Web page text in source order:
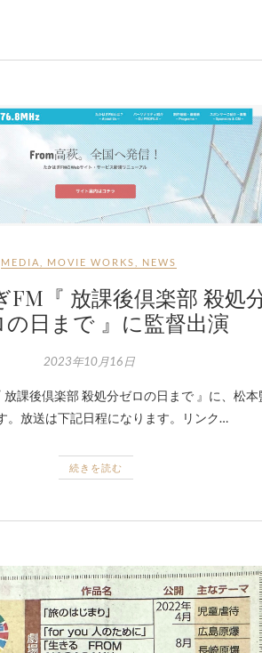
MEDIA MOVIE WORKS NEWS
FM『 放課後倶楽部 殺処
の日まで 』に監督出演
2023年10月16日
放課後倶楽部 殺処分ゼロの日まで 』に、松本
。放送は下記日程になります。リンク…
続きを読む